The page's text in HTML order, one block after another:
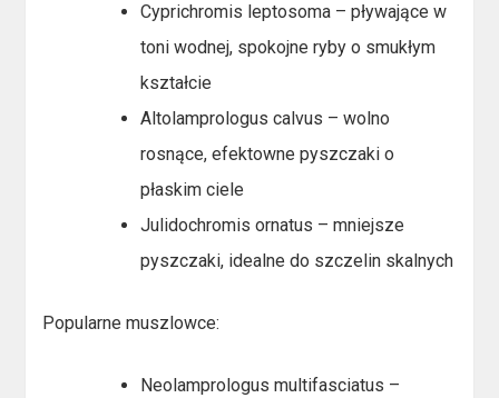
Cyprichromis leptosoma – pływające w
toni wodnej, spokojne ryby o smukłym
kształcie
Altolamprologus calvus – wolno
rosnące, efektowne pyszczaki o
płaskim ciele
Julidochromis ornatus – mniejsze
pyszczaki, idealne do szczelin skalnych
Popularne muszlowce:
Neolamprologus multifasciatus –